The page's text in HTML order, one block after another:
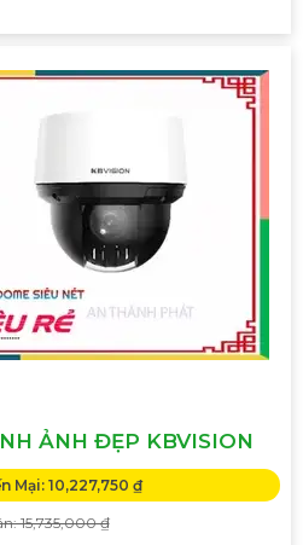
ẢNH ĐẸP KBVISION
Mại: 10,227,750 ₫
15,735,000 ₫